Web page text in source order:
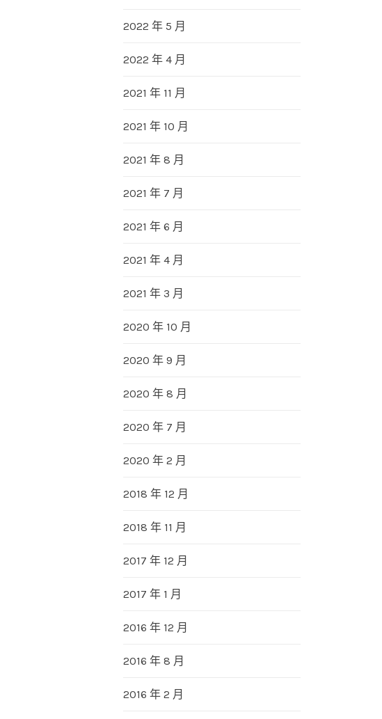
2022 年 5 月
2022 年 4 月
2021 年 11 月
2021 年 10 月
2021 年 8 月
2021 年 7 月
2021 年 6 月
2021 年 4 月
2021 年 3 月
2020 年 10 月
2020 年 9 月
2020 年 8 月
2020 年 7 月
2020 年 2 月
2018 年 12 月
2018 年 11 月
2017 年 12 月
2017 年 1 月
2016 年 12 月
2016 年 8 月
2016 年 2 月